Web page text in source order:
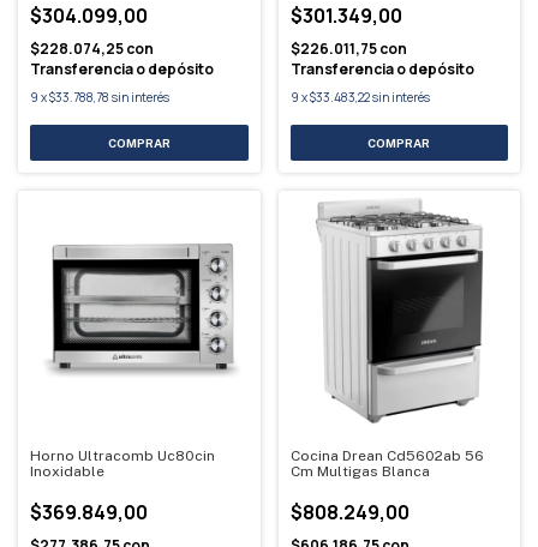
$304.099,00
$228.074,25con
Transferencia o depósito
9 x$33.788,78 sin interés
$301.349,00
$226.011,75con
Transferencia o depósito
9 x$33.483,22sin interés
Horno Ultracomb Uc80cin
Inoxidable
$369.849,00
Cocina Drean Cd5602ab 56
Cm Multigas Blanca
$808.249,00